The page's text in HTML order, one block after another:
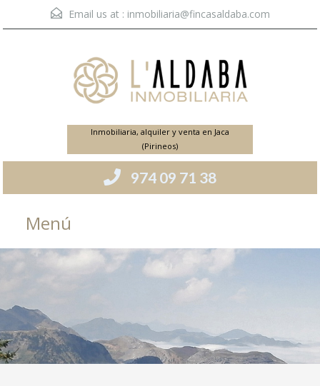
Email us at : inmobiliaria@fincasaldaba.com
Inmobiliaria, alquiler y venta en Jaca
(Pirineos)
974 09 71 38
Menú